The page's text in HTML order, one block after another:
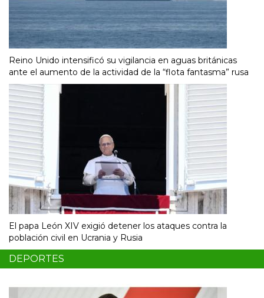
Reino Unido intensificó su vigilancia en aguas británicas
ante el aumento de la actividad de la “flota fantasma” rusa
El papa León XIV exigió detener los ataques contra la
población civil en Ucrania y Rusia
DEPORTES